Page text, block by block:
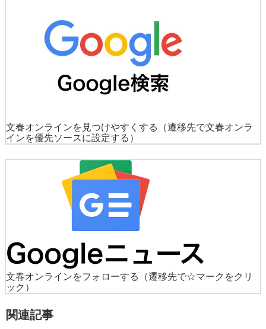
文春オンラインを見つけやすくする
（遷移先で文春オンラ
インを優先ソースに設定する）
文春オンラインをフォローする
（遷移先で☆マークをクリ
ック）
関連記事